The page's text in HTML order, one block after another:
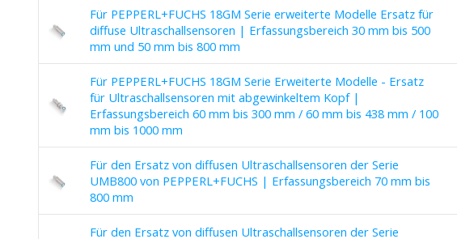
Für PEPPERL+FUCHS 18GM Serie erweiterte Modelle Ersatz für
diffuse Ultraschallsensoren | Erfassungsbereich 30 mm bis 500
mm und 50 mm bis 800 mm
Für PEPPERL+FUCHS 18GM Serie Erweiterte Modelle - Ersatz
für Ultraschallsensoren mit abgewinkeltem Kopf |
Erfassungsbereich 60 mm bis 300 mm / 60 mm bis 438 mm / 100
mm bis 1000 mm
Für den Ersatz von diffusen Ultraschallsensoren der Serie
UMB800 von PEPPERL+FUCHS | Erfassungsbereich 70 mm bis
800 mm
Für den Ersatz von diffusen Ultraschallsensoren der Serie